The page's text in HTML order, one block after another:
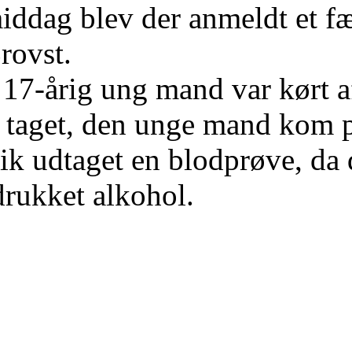
blev der anmeldt et
årig ung mand var kørt
den unge mand kom
udtaget en blodprøve, da
alkohol.